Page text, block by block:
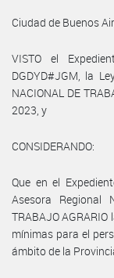
Ciudad de Buenos
VISTO el
DGDYD#JGM, la
NACIONAL DE
2023, y
CONSIDERANDO:
Que en el
Asesora Regional
TRABAJO
mínimas para el
ámbito de la